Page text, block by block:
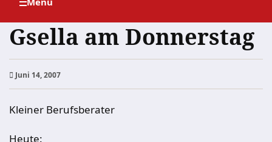
Gsella am Donnerstag
Juni 14, 2007
Kleiner Berufsberater
Heute: